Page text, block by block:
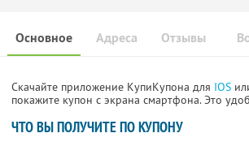
Основное Отзывы
Адреса
Скачайте приложение КупиКупона для IOS
покажите купон с экрана смартфона. Это
ЧТО ВЫ ПОЛУЧИТЕ ПО КУПОНУ